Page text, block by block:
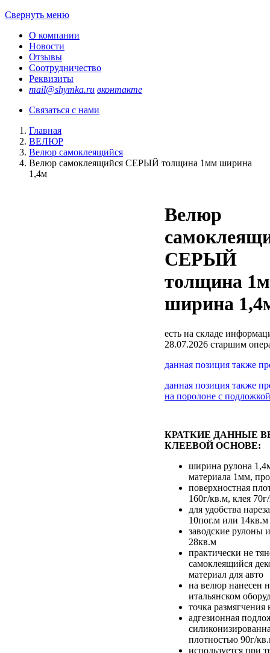
Свернуть меню
О компании
Новости
Отзывы
Соотрудничество
Реквизиты
mail@shymka.ru вконтакте
Связаться с нами
Главная
ВЕЛЮР
Велюр самоклеящийся
Велюр самоклеящийся СЕРЫЙ толщина 1мм ширина
1,4м
Велюр
СЕРЫЙ
толщина
ширина
есть на складе
28.07.2026 старшим
данная позиция также
данная позиция также
на поролоне с подложкой
КРАТКИЕ ДАННЫЕ
КЛЕЕВОЙ ОСНОВЕ:
ширина рулона
материала 1мм,
поверхностная
160г/кв.м, клея
для удобства
10пог.м или 14кв.м
заводские рулоны
28кв.м
практически не
самоклеящийся
материал для авто
на велюр нанесен
итальянском
точка размягчения
адгезионная
плотностью 90г/
используется при